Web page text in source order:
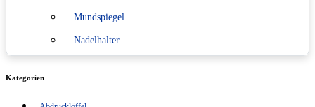
Verpackungsverordnung
Mundspiegel
Nadelhalter
Kategorien